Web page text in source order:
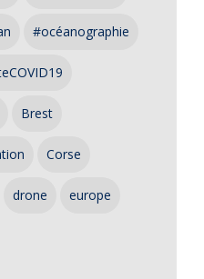
#océanographie
Brest
Corse
drone europe